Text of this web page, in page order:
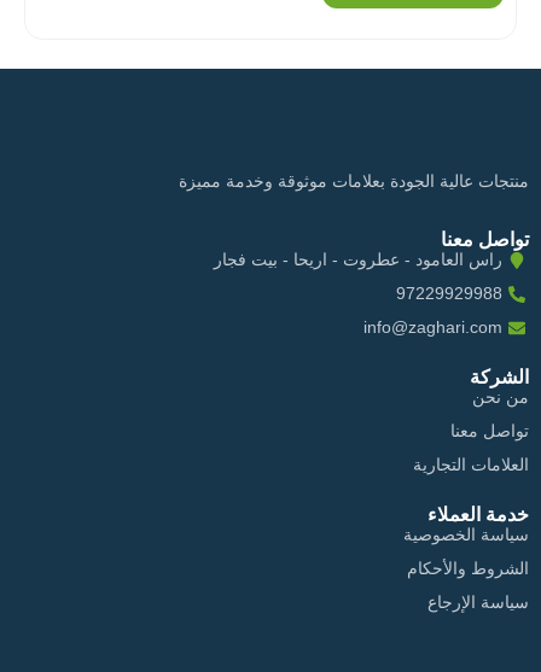
منتجات عالية الجودة بعلامات موثوقة وخدمة مميزة
تواصل معنا
راس العامود - عطروت - اريحا - بيت فجار
97229929988
info@zaghari.com
الشركة
من نحن
تواصل معنا
العلامات التجارية
خدمة العملاء
سياسة الخصوصية
الشروط والأحكام
سياسة الإرجاع